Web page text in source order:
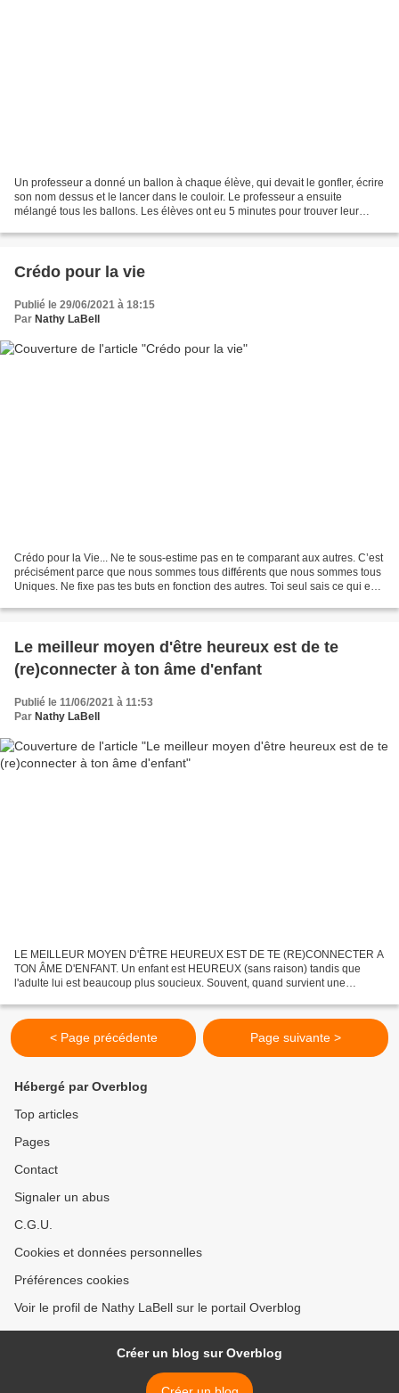
Un professeur a donné un ballon à chaque élève, qui devait le gonfler, écrire
son nom dessus et le lancer dans le couloir. Le professeur a ensuite
mélangé tous les ballons. Les élèves ont eu 5 minutes pour trouver leur
Crédo pour la vie
Publié le 29/06/2021 à 18:15
Par Nathy LaBell
Crédo pour la Vie... Ne te sous-estime pas en te comparant aux autres. C’est
précisément parce que nous sommes tous différents que nous sommes tous
Uniques. Ne fixe pas tes buts en fonction des autres. Toi seul sais ce qui est
Le meilleur moyen d'être heureux est de te
(re)connecter à ton âme d'enfant
Publié le 11/06/2021 à 11:53
Par Nathy LaBell
LE MEILLEUR MOYEN D'ÊTRE HEUREUX EST DE TE (RE)CONNECTER A
TON ÂME D'ENFANT. Un enfant est HEUREUX (sans raison) tandis que
l'adulte lui est beaucoup plus soucieux. Souvent, quand survient une
< Page précédente Page suivante >
Hébergé par Overblog
Top articles
Pages
Contact
Signaler un abus
C.G.U.
Cookies et données personnelles
Préférences cookies
Voir le profil de Nathy LaBell sur le portail Overblog
Créer un blog sur Overblog